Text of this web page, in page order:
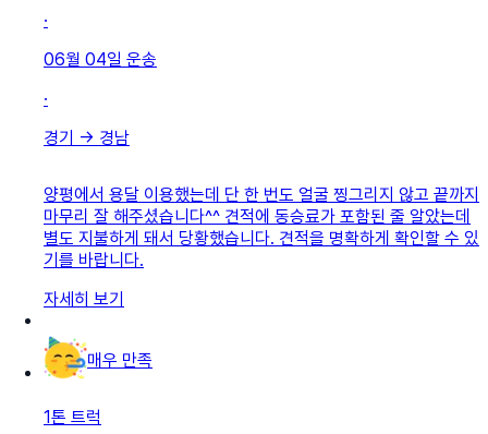
·
06월 04일 운송
·
경기 → 경남
양평에서 용달 이용했는데 단 한 번도 얼굴 찡그리지 않고 끝까지
마무리 잘 해주셨습니다^^ 견적에 동승료가 포함된 줄 알았는데
별도 지불하게 돼서 당황했습니다. 견적을 명확하게 확인할 수 있
기를 바랍니다.
자세히 보기
매우 만족
1톤 트럭